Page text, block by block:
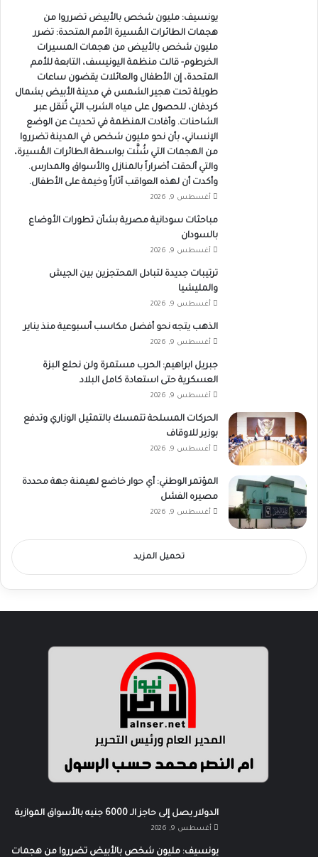
يونسيف: مليون شخص بالأبيض تضرروا من
هجمات الطائرات المُسيرة الأمم المتحدة: تضرر
مليون شخص بالأبيض من هجمات المسيرات
الخرطوم- قالت منظمة اليونيسف، التابعة للأمم
المتحدة، إن الأطفال والعائلات يقضون ساعات
طويلة تحت هجير الشمس في مدينة الأبيض بشمال
كردفان، للحصول على مياه الشرب التي تُنقل عبر
الشاحنات. وأفادت المنظمة في تحديث عن الوضع
الإنساني، بأن نحو مليون شخص في المدينة تضرروا
من الهجمات التي شُنَّت بواسطة الطائرات المُسيرة،
والتي ألحقت أضراراً بالمنازل والأسواق والمدارس.
وأكدت أن لهذه العواقب آثاراً وخيمة على الأطفال.
أغسطس 9, 2026
مباحثات سودانية مصرية بشأن تطورات الأوضاع
بالسودان
أغسطس 9, 2026
ترتيبات جديدة لتبادل المحتجزين بين الجيش
والمليشيا
أغسطس 9, 2026
الذهب يتجه نحو أفضل مكاسب أسبوعية منذ يناير
أغسطس 9, 2026
جبريل ابراهيم: الحرب مستمرة ولن نحلع البزة
العسكرية حتى استعادة كامل البلاد
أغسطس 9, 2026
الحركات المسلحة تتمسك بالتمثيل الوزاري وتدفع
بوزير للاوقاف
أغسطس 9, 2026
المؤتمر الوطني: أي حوار خاضع لهيمنة جهة محددة
مصيره الفشل
أغسطس 9, 2026
تحميل المزيد
الدولار يصل إلى حاجز الـ 6000 جنيه بالأسواق الموازية
أغسطس 9, 2026
يونسيف: مليون شخص بالأبيض تضرروا من هجمات